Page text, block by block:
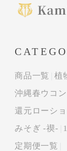
商品一覧
植
沖縄春ウコ
還元ローシ
みそぎ -禊-
定期便一覧